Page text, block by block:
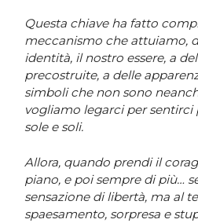
Questa chiave ha fatto
meccanismo che attuiamo,
identità, il nostro essere, a
precostruite, a delle
simboli che non sono
vogliamo legarci per sentirci
sole e soli.
Allora, quando prendi il
piano, e poi sempre di più…
sensazione di libertà, ma al
spaesamento, sorpresa e